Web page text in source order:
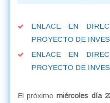
ENLACE EN
PROYECTO DE
ENLACE EN
PROYECTO DE
El próximomiércoles día